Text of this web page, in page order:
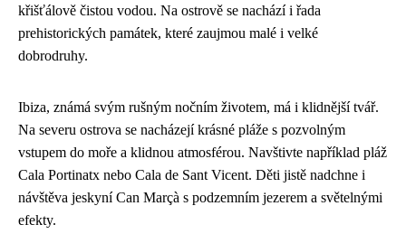
křišťálově čistou vodou. Na ostrově se nachází i řada
prehistorických památek, které zaujmou malé i velké
dobrodruhy.
Ibiza, známá svým rušným nočním životem, má i klidnější tvář.
Na severu ostrova se nacházejí krásné pláže s pozvolným
vstupem do moře a klidnou atmosférou. Navštivte například pláž
Cala Portinatx nebo Cala de Sant Vicent. Děti jistě nadchne i
návštěva jeskyní Can Marçà s podzemním jezerem a světelnými
efekty.